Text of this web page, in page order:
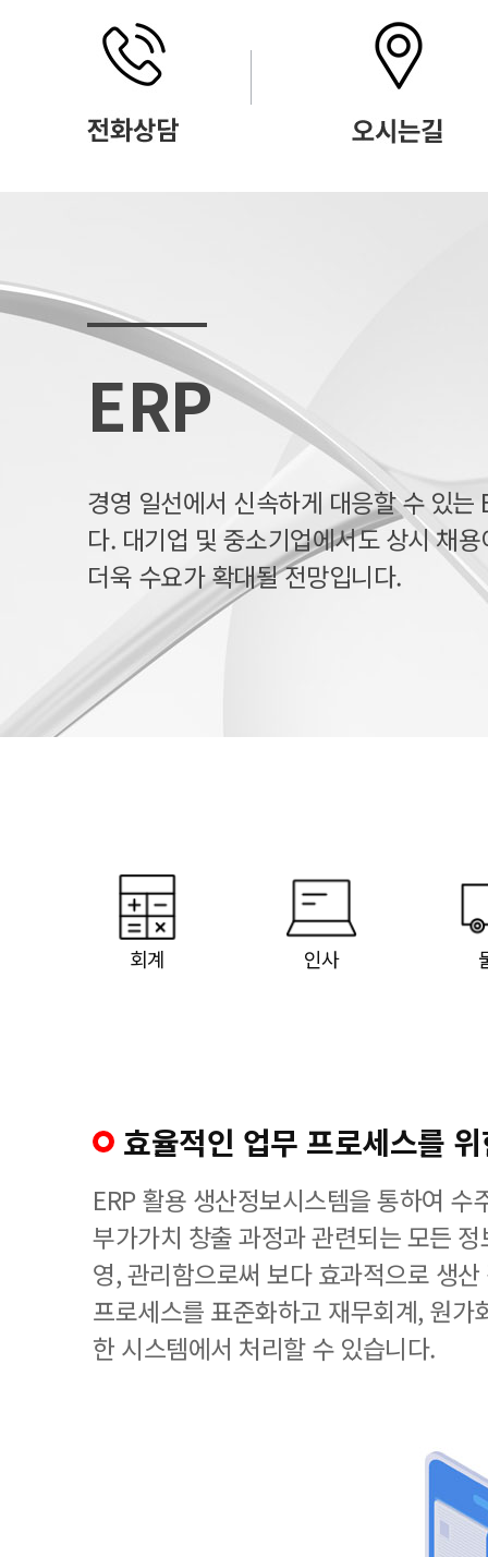
ERP
경영 일선에서 신속하게 대응할 수 있는
다. 대기업 및 중소기업에서도 상시 채
더욱 수요가 확대될 전망입니다.
회계 인사
효율적인 업무 프로세스를
ERP 활용 생산정보시스템을 통하여 수
부가가치 창출 과정과 관련되는 모든
영, 관리함으로써 보다 효과적으로 생
프로세스를 표준화하고 재무회계, 원가
한 시스템에서 처리할 수 있습니다.